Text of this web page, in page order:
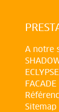
A notre
ECLYPSE
FACADE
Sitemap